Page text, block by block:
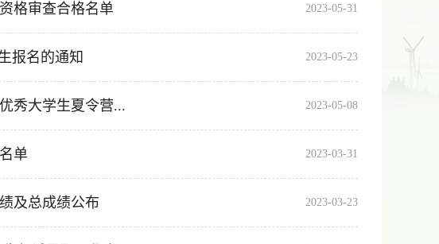
格审查合格名单 2023-05-31
报名的通知 2023-05-23
秀大学生夏令营... 2023-05-08
单 2023-03-31
及总成绩公布 2023-03-23